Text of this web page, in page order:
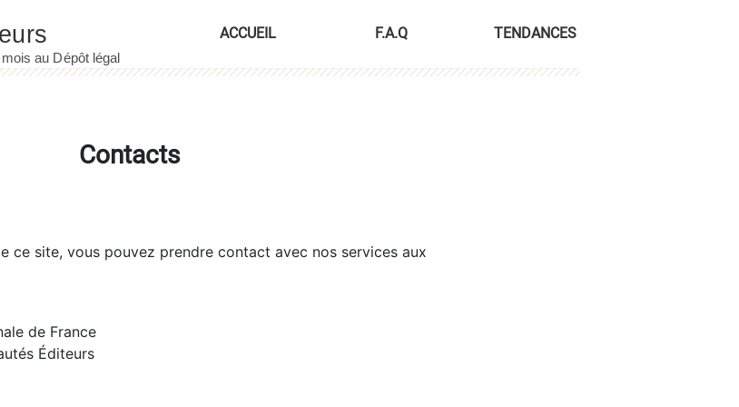
ACCUEIL F.A.Q TENDANCES
Contacts
ce site, vous pouvez prendre contact avec nos services aux
de France
Éditeurs